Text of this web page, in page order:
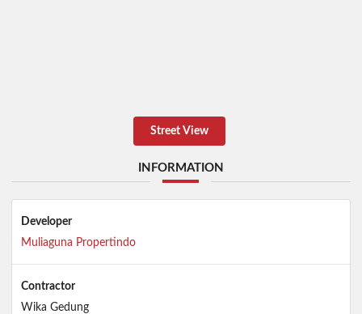
Street View
INFORMATION
Developer
Muliaguna Propertindo
Contractor
Wika Gedung